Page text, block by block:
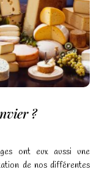
?
ont eux aussi une
de nos différentes